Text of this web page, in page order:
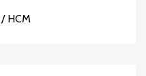
/ HCM